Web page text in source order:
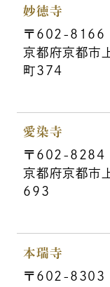
妙徳寺
〒602-8166
京都府京都市
町374
愛染寺
〒602-8284
京都府京都市
693
本瑞寺
〒602-8303